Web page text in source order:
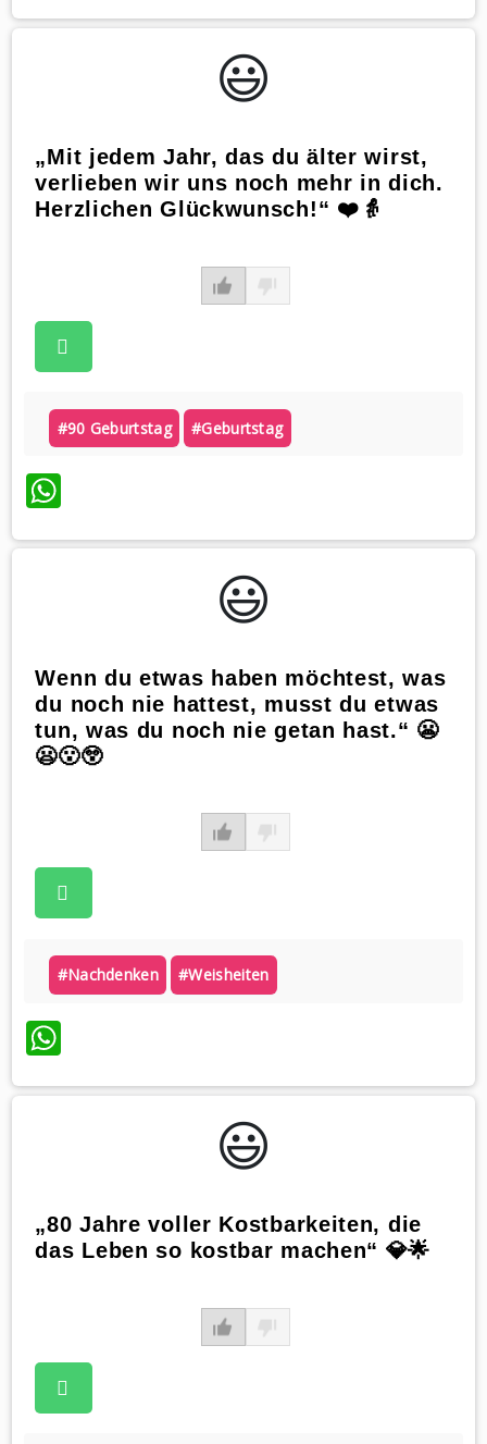
😃️
„Mit jedem Jahr, das du älter wirst,
verlieben wir uns noch mehr in dich.
Herzlichen Glückwunsch!“ ❤️👵
#90 Geburtstag #geburtstag
WhatsApp
😃️
Wenn du etwas haben möchtest, was
du noch nie hattest, musst du etwas
tun, was du noch nie getan hast.“ 😬
😦😮😲
#nachdenken #weisheiten
WhatsApp
😃️
„80 Jahre voller Kostbarkeiten, die
das Leben so kostbar machen“ 💎🌟